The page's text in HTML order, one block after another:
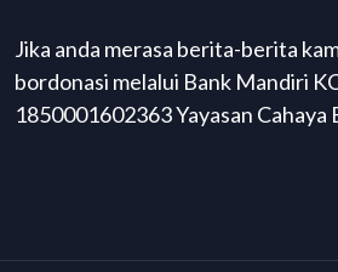
Jika anda merasa berita-berita
bordonasi melalui Bank Mandiri
1850001602363 Yayasan Cahaya